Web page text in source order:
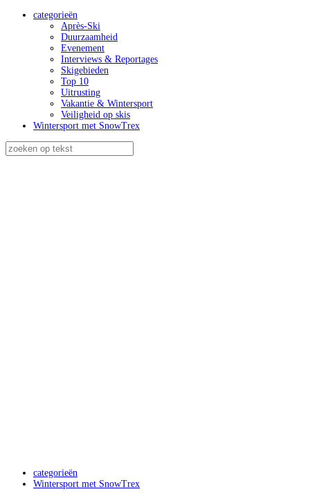
categorieën
Après-Ski
Duurzaamheid
Evenement
Interviews & Reportages
Skigebieden
Top 10
Uitrusting
Vakantie & Wintersport
Veiligheid op skis
Wintersport met SnowTrex
categorieën
Wintersport met SnowTrex